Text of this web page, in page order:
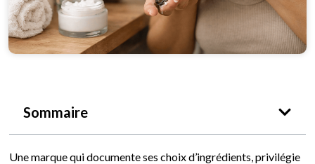
Sommaire
Une marque qui documente ses choix d’ingrédients, privilégie